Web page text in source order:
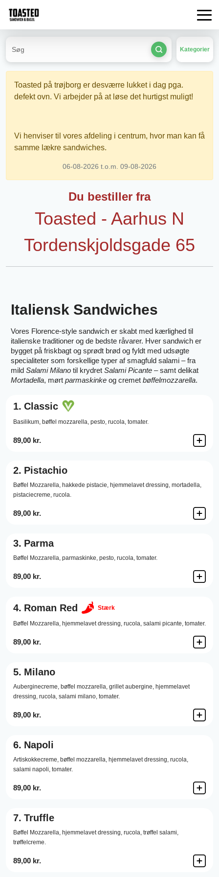
Kategorier
Toasted på trøjborg er desværre lukket i dag pga.
defekt ovn. Vi arbejder på at løse det hurtigst muligt!
Vi henviser til vores afdeling i centrum, hvor man kan få
samme lækre sandwiches.
06-08-2026 t.o.m. 09-08-2026
Du bestiller fra
Toasted - Aarhus N
Tordenskjoldsgade 65
Italiensk Sandwiches
Vores Florence-style sandwich er skabt med kærlighed til
italienske traditioner og de bedste råvarer. Hver sandwich er
bygget på friskbagt og sprødt brød og fyldt med udsøgte
specialiteter som forskellige typer af smagfuld salami – fra
mild Salami Milano til krydret Salami Picante – samt delikat
Mortadella, mørt parmaskinke og cremet bøffelmozzarella.
1. Classic
Basilikum, bøffel mozzarella, pesto, rucola, tomater.
89,00 kr.
2. Pistachio
Bøffel Mozzarella, hakkede pistacie, hjemmelavet dressing, mortadella,
pistaciecreme, rucola.
89,00 kr.
3. Parma
Bøffel Mozzarella, parmaskinke, pesto, rucola, tomater.
89,00 kr.
4. Roman Red Stærk
Bøffel Mozzarella, hjemmelavet dressing, rucola, salami picante, tomater.
89,00 kr.
5. Milano
Auberginecreme, bøffel mozzarella, grillet aubergine, hjemmelavet
dressing, rucola, salami milano, tomater.
89,00 kr.
6. Napoli
Artiskokkecreme, bøffel mozzarella, hjemmelavet dressing, rucola,
salami napoli, tomater.
89,00 kr.
7. Truffle
Bøffel Mozzarella, hjemmelavet dressing, rucola, trøffel salami,
trøffelcreme.
89,00 kr.